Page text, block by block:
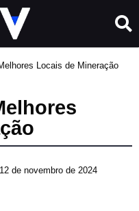
Locais de Mineração
12 de novembro de 2024